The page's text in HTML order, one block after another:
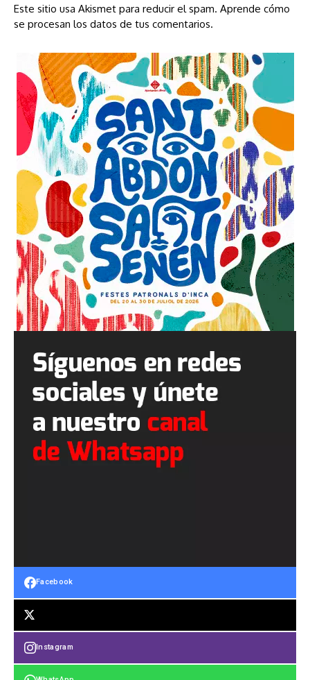
Este sitio usa Akismet para reducir el spam. Aprende cómo
se procesan los datos de tus comentarios.
Facebook
Instagram